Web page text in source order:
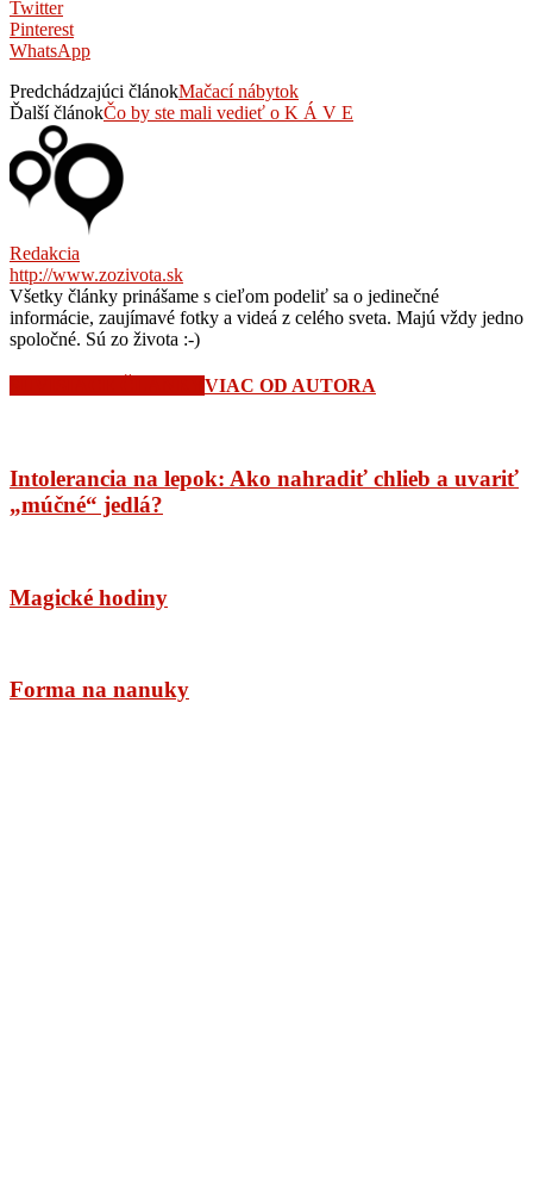
Twitter
Pinterest
WhatsApp
Predchádzajúci článokMačací nábytok
Ďalší článokČo by ste mali vedieť o K Á V E
Redakcia
http://www.zozivota.sk
Všetky články prinášame s cieľom podeliť sa o jedinečné
informácie, zaujímavé fotky a videá z celého sveta. Majú vždy jedno
spoločné. Sú zo života :-)
VIAC OD AUTORA
Intolerancia na lepok: Ako nahradiť chlieb a uvariť
„múčné“ jedlá?
Magické hodiny
Forma na nanuky